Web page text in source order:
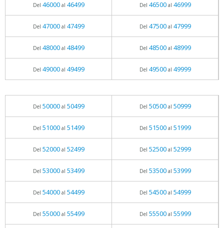
Del 46000al 46499 Del 46500al 46999
Del 47000al 47499 Del 47500al 47999
Del 48000al 48499 Del 48500al 48999
Del 49000al 49499 Del 49500al 49999
Del 50000al 50499 Del 50500al 50999
Del 51000al 51499 Del 51500al 51999
Del 52000al 52499 Del 52500al 52999
Del 53000al 53499 Del 53500al 53999
Del 54000al 54499 Del 54500al 54999
Del 55000al 55499 Del 55500al 55999